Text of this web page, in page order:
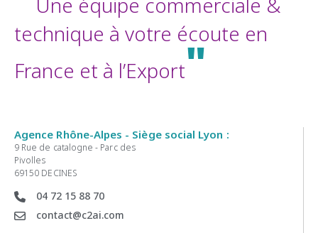
technique à votre écoute en
France et à l’Export"
Agence Rhône-Alpes - Siège social Lyon :
9 Rue de catalogne - Parc des
Pivolles
69150 DECINES
04 72 15 88 70
contact@c2ai.com